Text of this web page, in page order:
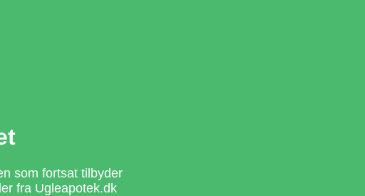
som fortsat tilbyder
fra Ugleapotek.dk